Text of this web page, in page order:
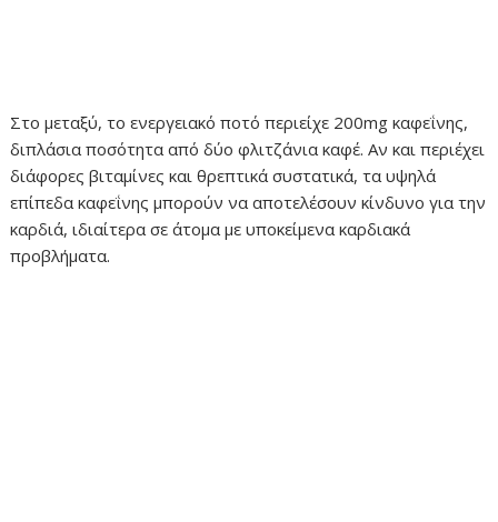
Στο μεταξύ, το ενεργειακό ποτό περιείχε 200mg καφεΐνης,
διπλάσια ποσότητα από δύο φλιτζάνια καφέ. Αν και περιέχει
διάφορες βιταμίνες και θρεπτικά συστατικά, τα υψηλά
επίπεδα καφεΐνης μπορούν να αποτελέσουν κίνδυνο για την
καρδιά, ιδιαίτερα σε άτομα με υποκείμενα καρδιακά
προβλήματα.